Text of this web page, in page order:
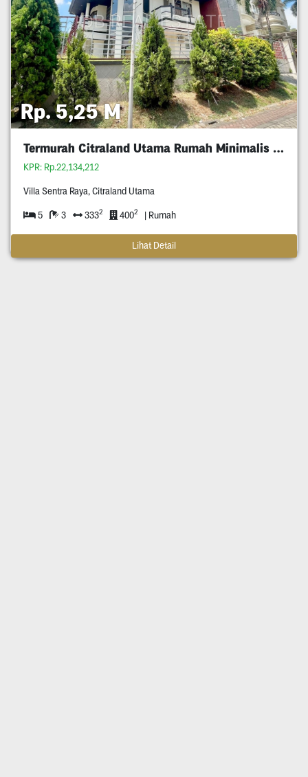
Rp. 5,25 M
Termurah Citraland Utama Rumah Minimalis 5M An
KPR: Rp.22,134,212
Villa Sentra Raya, Citraland Utama
5 3 3332 4002 | Rumah
Lihat Detail